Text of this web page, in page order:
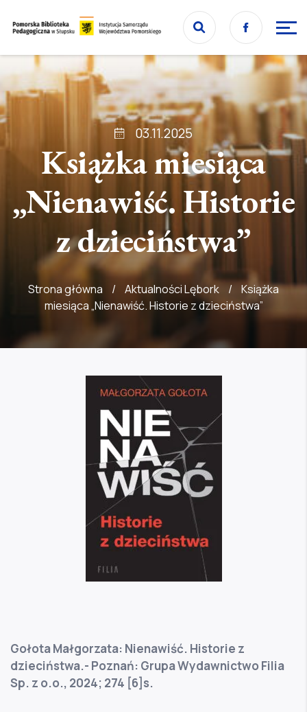
Przejdź
do
treści
Przejdź
do
strony
głównej
Facebook
03.11.2025
Książka miesiąca
„Nienawiść. Historie
z dzieciństwa”
Strona główna / Aktualności Lębork / Książka
miesiąca „Nienawiść. Historie z dzieciństwa”
Gołota Małgorzata: Nienawiść. Historie z
dzieciństwa.- Poznań: Grupa Wydawnictwo Filia
Sp. z o.o., 2024; 274 [6]s.